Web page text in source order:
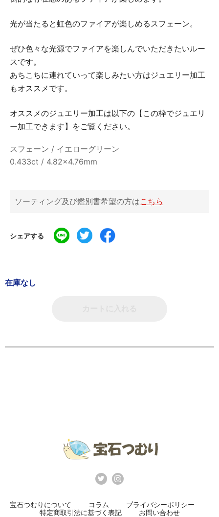
光が当たると虹色のファイアが楽しめるスフェーン。
ぜひ色々な光源でファイアを楽しんでいただきたいルー
スです。
あちこちに連れていって楽しみたい方はジュエリー加工
もオススメです。
オススメのジュエリー加工は以下の【この枠でジュエリ
ー加工できます】をご覧ください。
スフェーン / イエローグリーン
0.433ct / 4.82×4.76mm
ソーティング及び鑑別書希望の方はこちら
シェアする
在庫なし
宝石つむりについて コラム
プライバシーポリシー
特定商取引法に基づく表記
お問い合わせ